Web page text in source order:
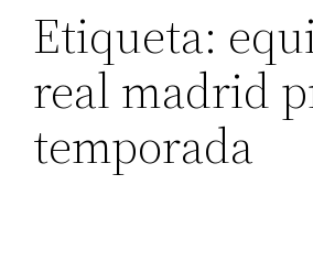
Etiqueta:
real madrid
temporada